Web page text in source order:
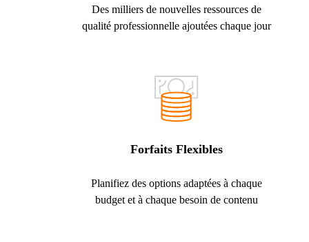
Des milliers de nouvelles ressources de
qualité professionnelle ajoutées chaque jour
Forfaits Flexibles
Planifiez des options adaptées à chaque
budget et à chaque besoin de contenu